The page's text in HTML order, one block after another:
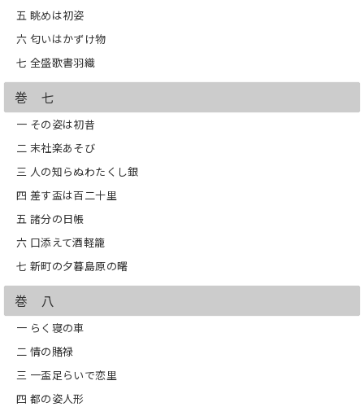
五 眺めは初姿
六 匂いはかずけ物
七 全盛歌書羽織
巻 七
一 その姿は初昔
二 末社楽あそび
三 人の知らぬわたくし銀
四 差す盃は百二十里
五 諸分の日帳
六 口添えて酒軽籠
七 新町の夕暮島原の曙
巻 八
一 らく寝の車
二 情の賭禄
三 一盃足らいで恋里
四 都の姿人形